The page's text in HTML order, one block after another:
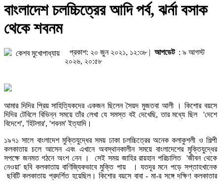
বাংলাদেশ চলচ্চিত্রের আদি পর্ব, ঝর্না বসাক
থেকে শবনম
কেশব মুখোপাধ্যায় প্রকাশ: ২০ জুন ২০২১, ১২:৩৮ | আপডেট: ৯ আগস্ট
২০২৬, ২০:৫৮
আমার দিদির প্রিয় সাহিত্যিকদের একজন ছিলেন সৈয়দ মুজতবা আলী । কিশোর বয়সে
দিদির টেবিলে বিভিন্ন সময়ে তাঁর লেখা যে সমস্ত বই দেখেছি, তার মধ্যে ছিল 'দেশে
বিদেশে', 'হিটলার', 'শবনম' ইত্যাদি।
১৯৭১ সালে বাংলাদেশ মুক্তিযুদ্ধের সময় ঢাকা চলচ্চিত্রের অনেক কলাকুশলী ও শিল্পী
কলকাতায় চলে আসেন এবং এখানে অবস্থানকালীন সময়ে বাংলাদেশের মুক্তিযুদ্ধের
সপক্ষে জনমত গঠনে অংশ নেন । সেই সময় জাহির রায়হান পরিচালিত 'জীবন থেকে
নেওয়া' ছবি কলকাতায় বাণিজ্যিকভাবে মুক্তি পায় । যতদূর মনে পড়ে সপ্তাহখানেক
ছবিটি কলকাতায় প্রদর্শিত হয়েছিল। কিশোর বয়সে বাবা - মা-র সঙ্গে দক্ষিণ কলকাতার